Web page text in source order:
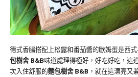
德式香腸搭配上松露和番茄醬的歐姆蛋是西
包樹舍 B&B味道處理得極好，好吃好吃，這
次入住舒服的麵包樹舍 B&B ，就在這漂亮又